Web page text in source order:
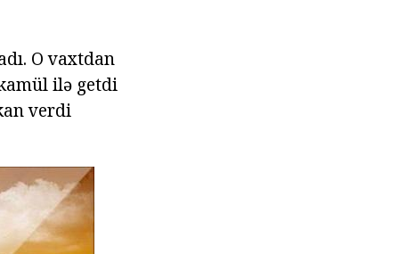
O vaxtdan
ilə getdi
verdi